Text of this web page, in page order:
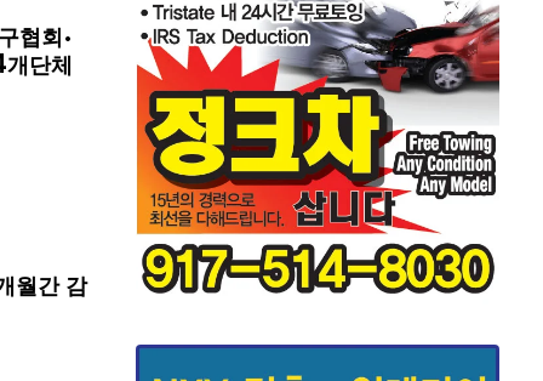
협회·
단체
월간 감